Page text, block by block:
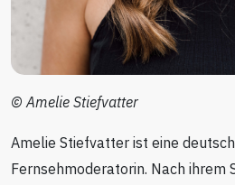
© Amelie Stiefvatter
Amelie Stiefvatter ist eine
Fernsehmoderatorin. Nach ihrem